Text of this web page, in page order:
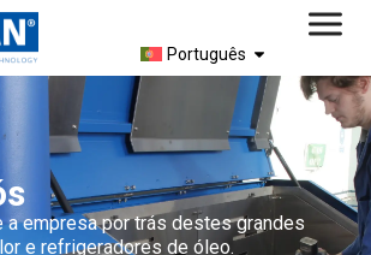
Português
a empresa por trás destes grandes
e refrigeradores de óleo.